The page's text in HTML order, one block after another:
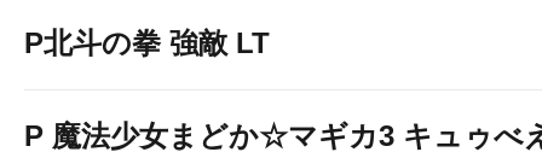
P北斗の拳 強敵 LT
P 魔法少女まどか☆マギカ3 キュゥべ